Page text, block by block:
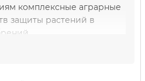
комплексные аграрные
защиты растений в